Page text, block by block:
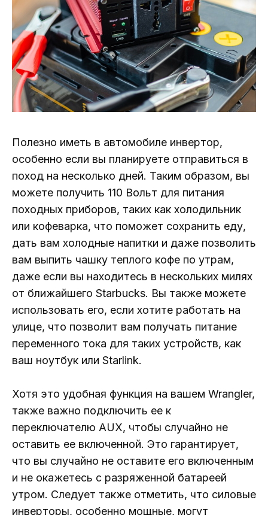
Полезно иметь в автомобиле инвертор,
особенно если вы планируете отправиться в
поход на несколько дней. Таким образом, вы
можете получить 110 Вольт для питания
походных приборов, таких как холодильник
или кофеварка, что поможет сохранить еду,
дать вам холодные напитки и даже позволить
вам выпить чашку теплого кофе по утрам,
даже если вы находитесь в нескольких милях
от ближайшего Starbucks. Вы также можете
использовать его, если хотите работать на
улице, что позволит вам получать питание
переменного тока для таких устройств, как
ваш ноутбук или Starlink.
Хотя это удобная функция на вашем Wrangler,
также важно подключить ее к
переключателю AUX, чтобы случайно не
оставить ее включенной. Это гарантирует,
что вы случайно не оставите его включенным
и не окажетесь с разряженной батареей
утром. Следует также отметить, что силовые
инверторы, особенно мощные, могут